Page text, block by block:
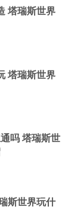
塔瑞斯世界
塔瑞斯世界
吗 塔瑞斯世
斯世界玩什